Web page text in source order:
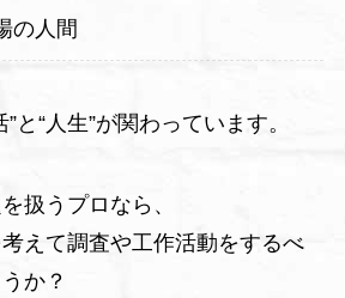
の人間
と“人生”が関わっています。
扱うプロなら、
えて調査や工作活動をするべ
か？